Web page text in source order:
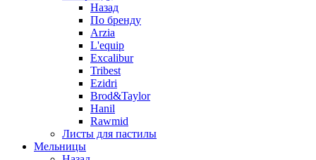
Назад
По бренду
Arzia
L'equip
Excalibur
Tribest
Ezidri
Brod&Taylor
Hanil
Rawmid
Листы для пастилы
Мельницы